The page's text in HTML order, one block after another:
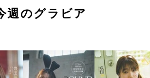
週のグラビア